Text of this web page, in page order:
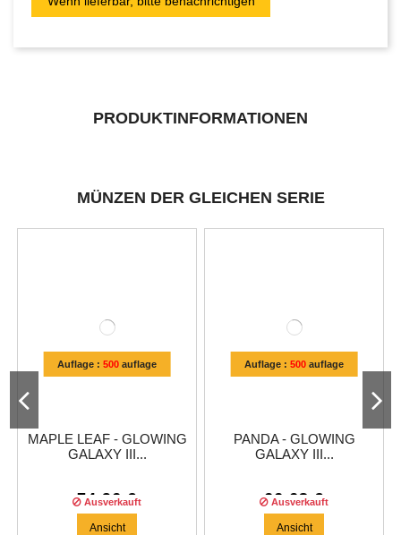
PRODUKTINFORMATIONEN
MÜNZEN DER GLEICHEN SERIE
Auflage : 500auflage
MAPLE LEAF - GLOWING
GALAXY III...
74,96 €
Ausverkauft
Ansicht
Auflage : 500auflage
PANDA - GLOWING
GALAXY III...
66,63 €
Ausverkauft
Ansicht